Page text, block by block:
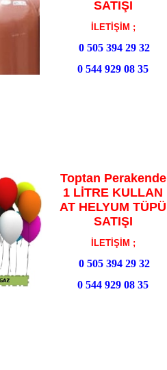
SATIŞI
İLETİŞİM ;
0 505 394 29 32
0 544 929 08 35
Toptan Perakende
1 LİTRE KULLAN
AT HELYUM TÜPÜ
SATIŞI
İLETİŞİM ;
0 505 394 29 32
0 544 929 08 35